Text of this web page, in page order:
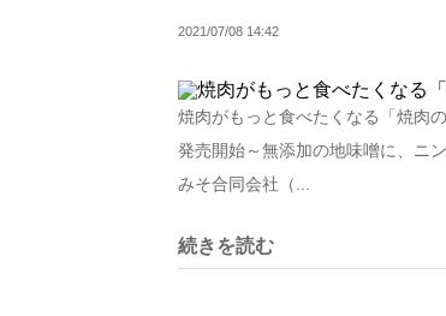
2021/07/08 14:42
焼肉がもっと食べたくなる「焼肉
発売開始～無添加の地味噌に、ニ
みそ合同会社（...
続きを読む